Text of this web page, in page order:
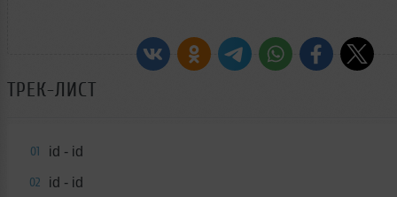
ТРЕК-ЛИСТ
01 id - id
02 id - id